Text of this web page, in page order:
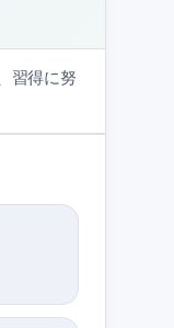
習得に努